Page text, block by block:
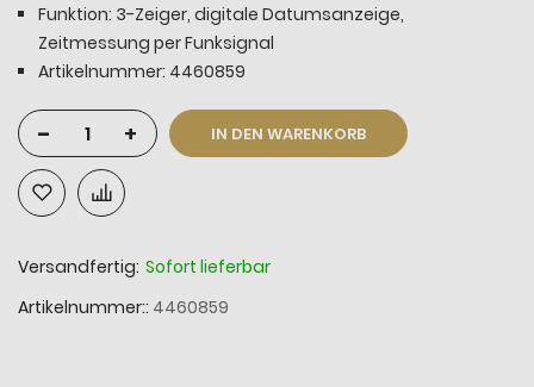
Funktion: 3-Zeiger, digitale Datumsanzeige,
Zeitmessung per Funksignal
Artikelnummer: 4460859
- + IN DEN WARENKORB
Versandfertig: Sofort lieferbar
Artikelnummer: 4460859